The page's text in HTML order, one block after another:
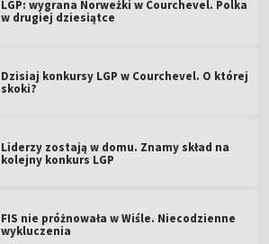
LGP: wygrana Norweżki w Courchevel. Polka
w drugiej dziesiątce
Dzisiaj konkursy LGP w Courchevel. O której
skoki?
Liderzy zostają w domu. Znamy skład na
kolejny konkurs LGP
FIS nie próżnowała w Wiśle. Niecodzienne
wykluczenia